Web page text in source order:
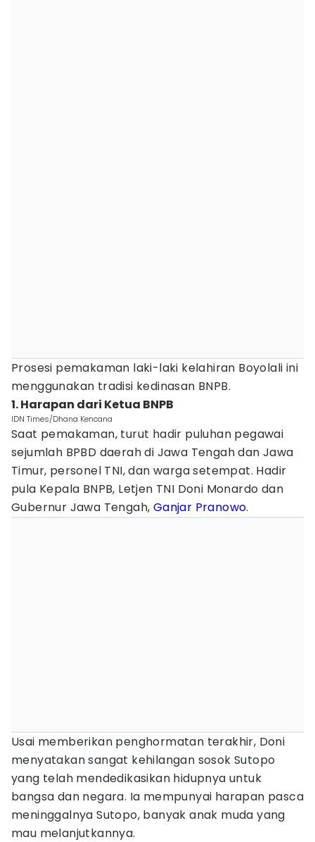
Prosesi pemakaman laki-laki kelahiran Boyolali ini
menggunakan tradisi kedinasan BNPB.
1. Harapan dari Ketua BNPB
IDN Times/Dhana Kencana
Saat pemakaman, turut hadir puluhan pegawai
sejumlah BPBD daerah di Jawa Tengah dan Jawa
Timur, personel TNI, dan warga setempat. Hadir
pula Kepala BNPB, Letjen TNI Doni Monardo dan
Gubernur Jawa Tengah, Ganjar Pranowo.
Usai memberikan penghormatan terakhir, Doni
menyatakan sangat kehilangan sosok Sutopo
yang telah mendedikasikan hidupnya untuk
bangsa dan negara. Ia mempunyai harapan pasca
meninggalnya Sutopo, banyak anak muda yang
mau melanjutkannya.